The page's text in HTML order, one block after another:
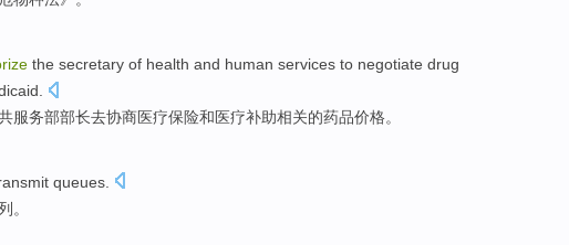
the secretary of health and human services to negotiate drug
服务部部长去协商医疗保险和医疗补助相关的药品价格。
queues
。